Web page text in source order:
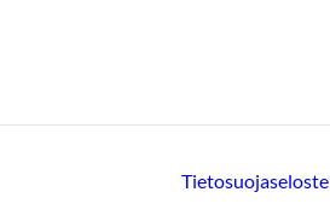
Tietosuojaseloste